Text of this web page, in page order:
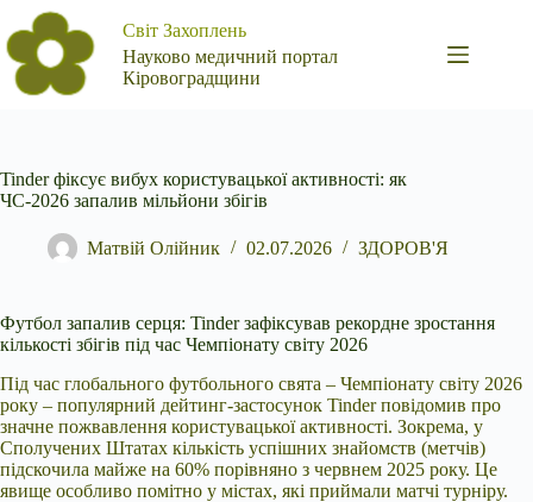
Перейти
до
вмісту
Світ Захоплень
Науково медичний портал
Кіровоградщини
Tinder фіксує вибух користувацької активності: як
ЧС-2026 запалив мільйони збігів
Матвій Олійник 02.07.2026 ЗДОРОВ'Я
Футбол запалив серця: Tinder зафіксував рекордне зростання
кількості збігів під час Чемпіонату світу 2026
Під час глобального футбольного свята – Чемпіонату світу 2026
року – популярний дейтинг-застосунок Tinder повідомив про
значне пожвавлення користувацької активності. Зокрема, у
Сполучених Штатах кількість успішних знайомств (метчів)
підскочила майже на 60% порівняно з червнем 2025 року. Це
явище особливо помітно у містах, які приймали матчі турніру.